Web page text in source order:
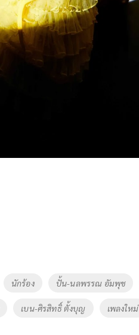
นักร้อง ปั้น-นลพรรณ อัมพุช
เบน-ศิรสิทธิ์ ตั้งบุญ เพลงใหม่